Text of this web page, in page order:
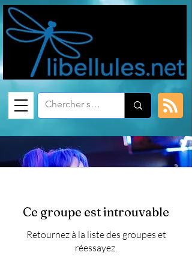
Ce groupe est introuvable
Retournez à la liste des groupes et
réessayez.